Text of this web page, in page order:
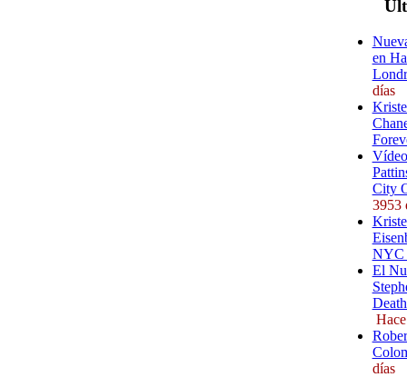
en
días
City
3953
NYC
El
días